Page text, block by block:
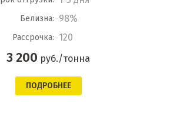
Белизна: 98%
Рассрочка: 120
3 200 руб./тонна
ПОДРОБНЕЕ